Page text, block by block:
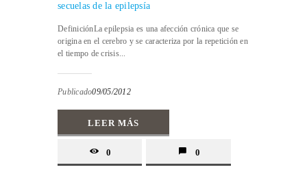
secuelas de la epilepsía
DefiniciónLa epilepsia es una afección crónica que se
origina en el cerebro y se caracteriza por la repetición en
el tiempo de crisis...
Publicado09/05/2012
LEER MÁS
0 0